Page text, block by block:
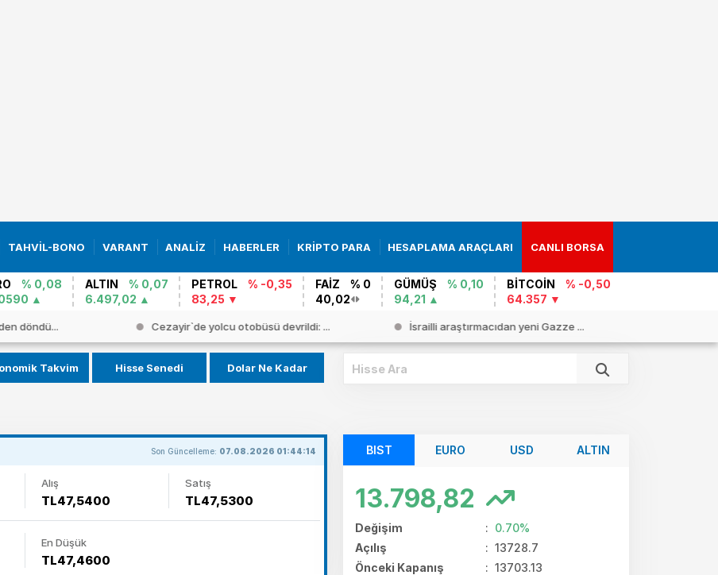
TAHVİL-BONO VARANT ANALİZ HABERLER KRİPTO PARA HESAPLAMA ARAÇLARI CANLI BORSA
% 0,08
ALTIN
% 0,07
6.497,02
PETROL
% -0,35
83,25
FAİZ
% 0
40,02
GÜMÜŞ
% 0,10
94,21
BİTCOİN
% -0,50
64.357
döndü... Cezayir`de yolcu otobüsü devrildi: ... İsrailli araştırmacıdan yeni Gazze ...
Takvim Hisse Senedi Dolar Ne Kadar
Son Güncelleme: 07.08.2026 01:44:14
Alış
TL47,5400
Satış
TL47,5300
En Düşük
TL47,4600
BIST EURO USD ALTIN
13.798,82
Değişim : 0.70%
Açılış
: 13728.7
Önceki Kapanış
: 13703.13